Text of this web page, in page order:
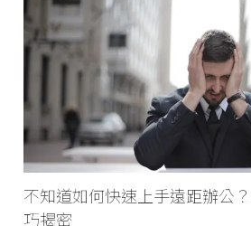
不知道如何快速上手遠距辦公
巧揭密